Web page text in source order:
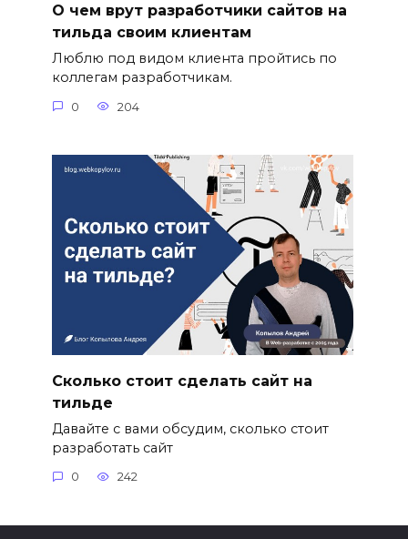
О чем врут разработчики сайтов на
тильда своим клиентам
Люблю под видом клиента пройтись по
коллегам разработчикам.
0 204
Сколько стоит сделать сайт на
тильде
Давайте с вами обсудим, сколько стоит
разработать сайт
0 242